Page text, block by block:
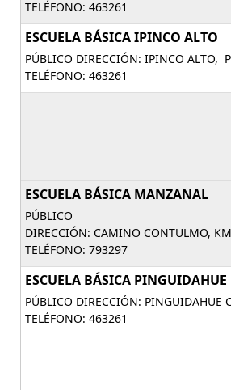
TELÉFONO: 463261
ESCUELA BÁSICA IPINCO ALTO
PÚBLICO DIRECCIÓN: IPINCO ALTO,
TELÉFONO: 463261
ESCUELA BÁSICA MANZANAL
PÚBLICO
DIRECCIÓN: CAMINO CONTULMO,
TELÉFONO: 793297
ESCUELA BÁSICA PINGUIDAHUE
PÚBLICO DIRECCIÓN: PINGUIDAHUE
TELÉFONO: 463261